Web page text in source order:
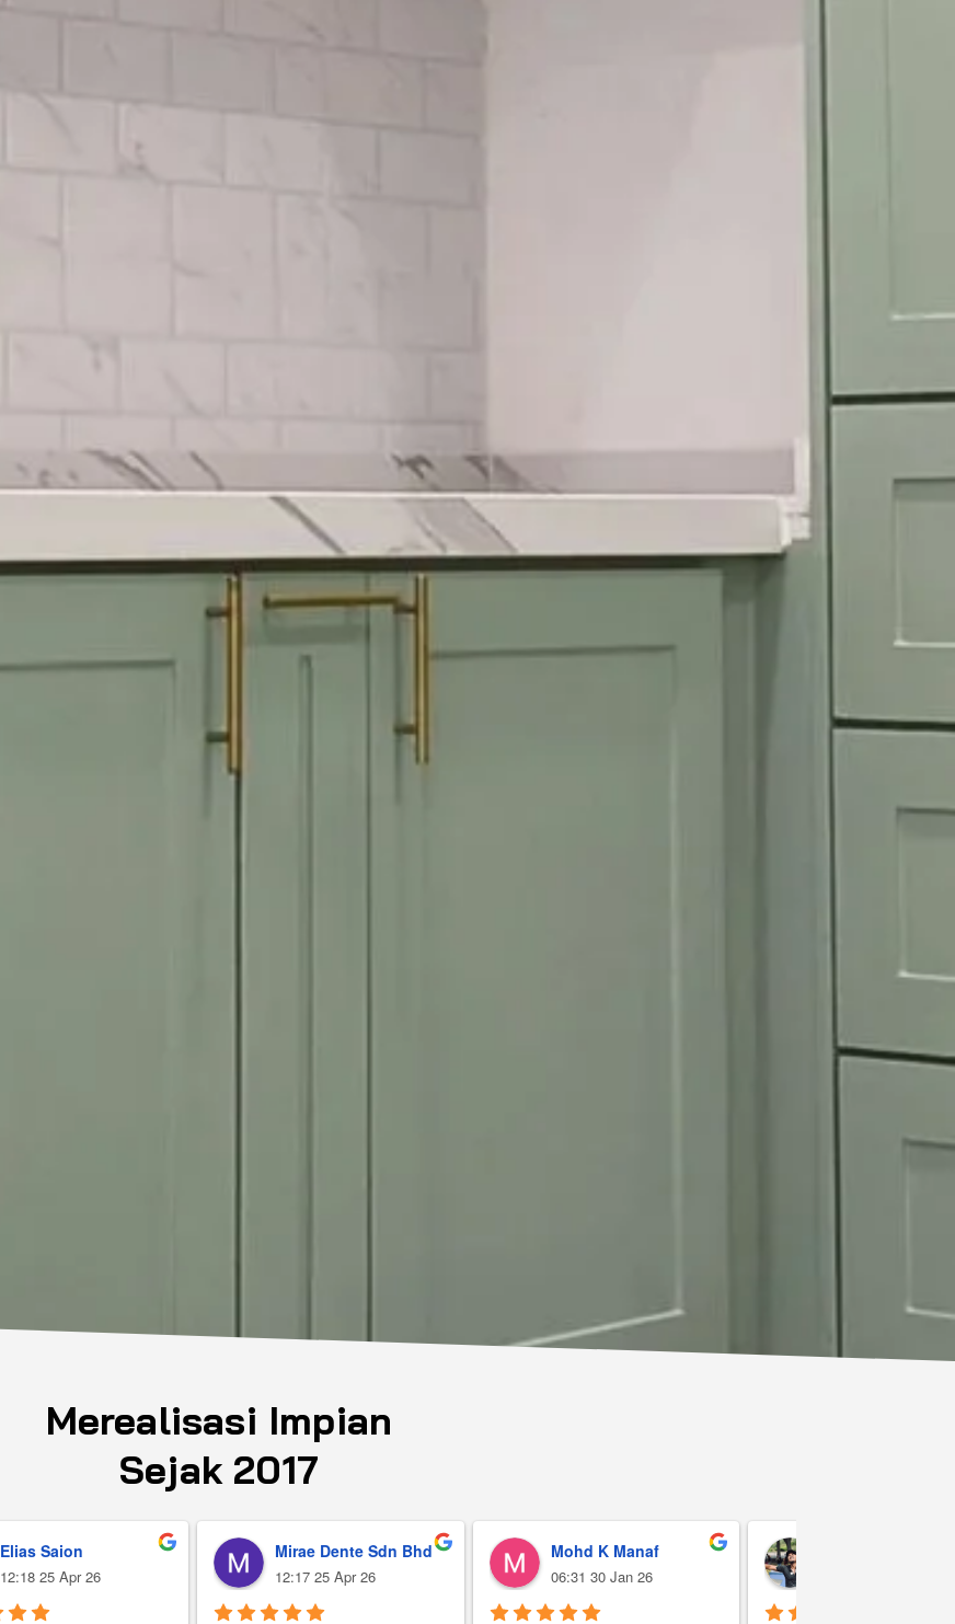
Merealisasi Impian
Sejak 2017
Elias Saion
12:18 25 Apr 26
Mirae Dente Sdn Bhd
12:17 25 Apr 26
Mohd K Manaf
06:31 30 Jan 26